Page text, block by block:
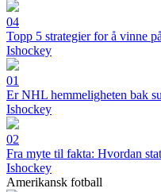
04
Topp 5 strategier for å vinne
Ishockey
01
Er NHL hemmeligheten bak
Ishockey
02
Fra myte til fakta: Hvordan
Ishockey
Amerikansk fotball